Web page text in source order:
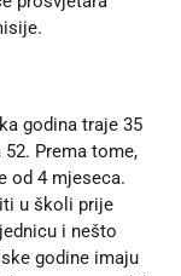
godina traje 35
Prema tome,
od 4 mjeseca.
u školi prije
i nešto
godine imaju